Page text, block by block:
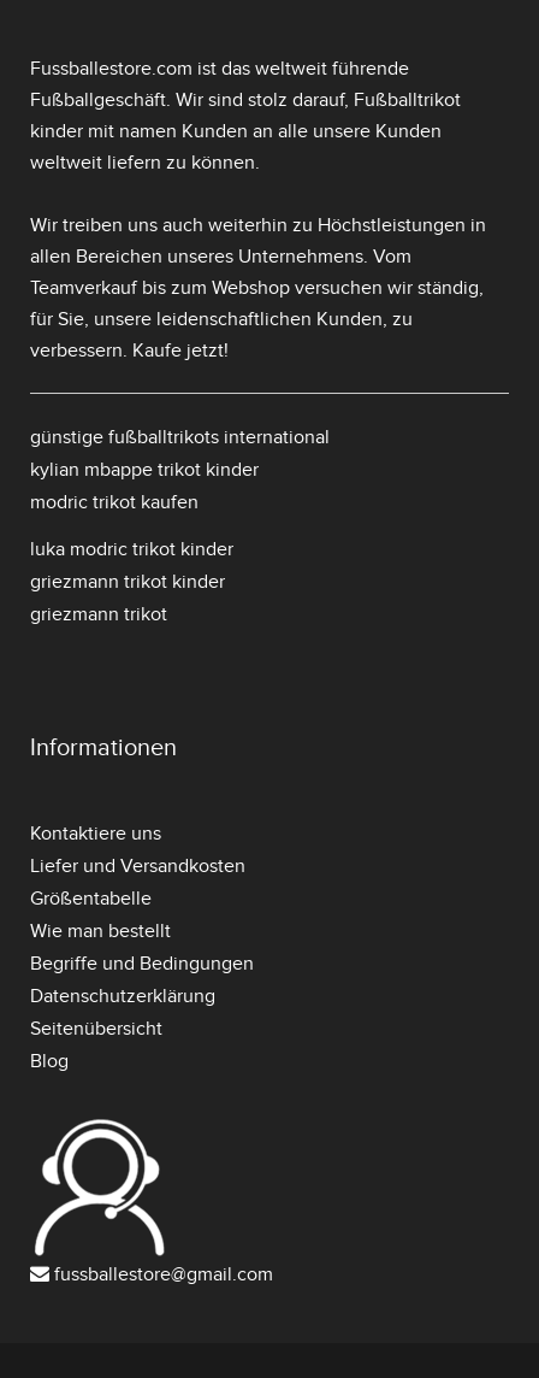
Fussballestore.com ist das weltweit führende
Fußballgeschäft. Wir sind stolz darauf, Fußballtrikot
kinder mit namen Kunden an alle unsere Kunden
weltweit liefern zu können.
Wir treiben uns auch weiterhin zu Höchstleistungen in
allen Bereichen unseres Unternehmens. Vom
Teamverkauf bis zum Webshop versuchen wir ständig,
für Sie, unsere leidenschaftlichen Kunden, zu
verbessern. Kaufe jetzt!
günstige fußballtrikots international
kylian mbappe trikot kinder
modric trikot kaufen
luka modric trikot kinder
griezmann trikot kinder
griezmann trikot
Informationen
Kontaktiere uns
Liefer und Versandkosten
Größentabelle
Wie man bestellt
Begriffe und Bedingungen
Datenschutzerklärung
Seitenübersicht
Blog
fussballestore@gmail.com